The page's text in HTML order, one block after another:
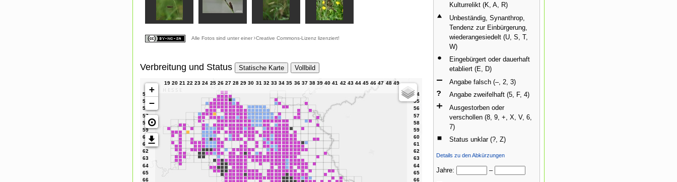
Alle Fotos sind unter einer Creative Commons-Lizenz lizenziert!
Verbreitung und Status Statische Karte Vollbild
+
−
⊙
Kulturrelikt (K, A, R)
Unbeständig, Synanthrop,
Tendenz zur Einbürgerung,
wiederangesiedelt (U, S, T,
W)
Eingebürgert oder dauerhaft
etabliert (E, D)
Angabe falsch (–, 2, 3)
Angabe zweifelhaft (5, F, 4)
Ausgestorben oder
verschollen (8, 9, +, X, V, 6,
7)
Status unklar (?, Z)
Details zu den Abkürzungen
Jahre: –